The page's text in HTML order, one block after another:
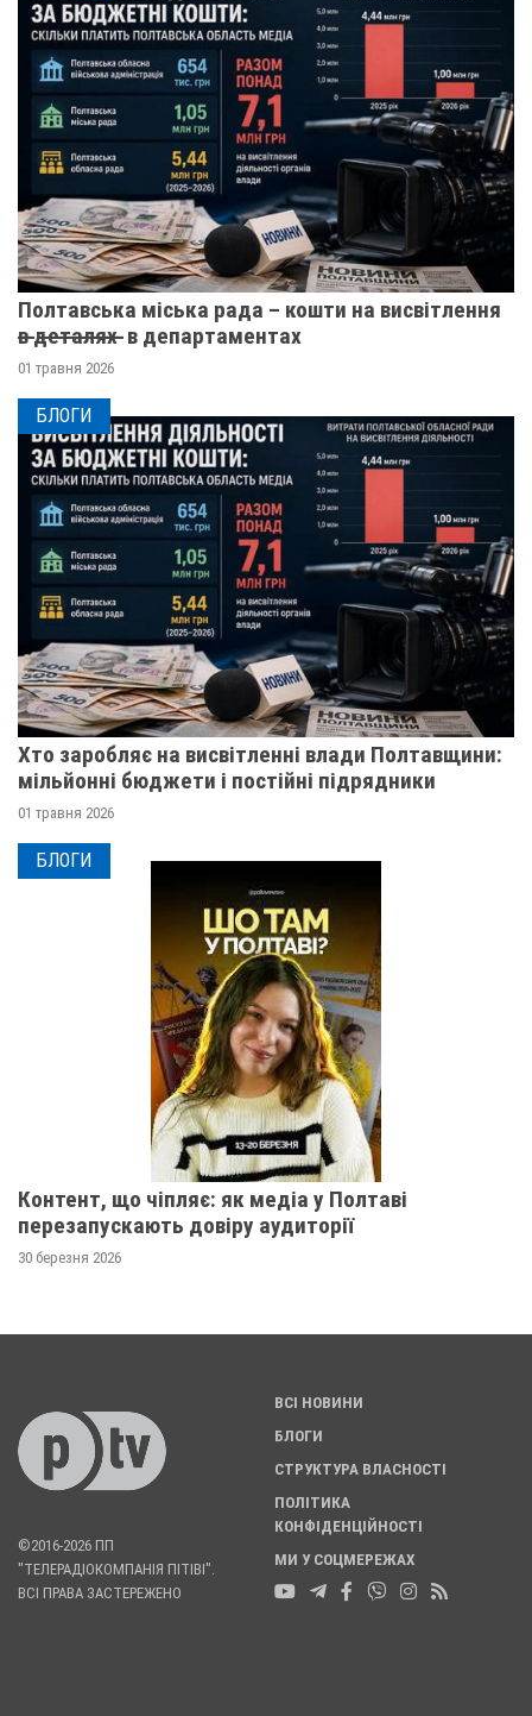
Полтавська міська рада – кошти на висвітлення
в̶ ̶д̶е̶т̶а̶л̶я̶х̶ ̶ в департаментах
01 травня 2026
БЛОГИ
Хто заробляє на висвітленні влади Полтавщини:
мільйонні бюджети і постійні підрядники
01 травня 2026
БЛОГИ
Контент, що чіпляє: як медіа у Полтаві
перезапускають довіру аудиторії
30 березня 2026
©2016-2026 ПП
"ТЕЛЕРАДІОКОМПАНІЯ ПІТІВІ".
ВСІ ПРАВА ЗАСТЕРЕЖЕНО
ВСІ НОВИНИ
БЛОГИ
СТРУКТУРА ВЛАСНОСТІ
ПОЛІТИКА
КОНФІДЕНЦІЙНОСТІ
МИ У СОЦМЕРЕЖАХ